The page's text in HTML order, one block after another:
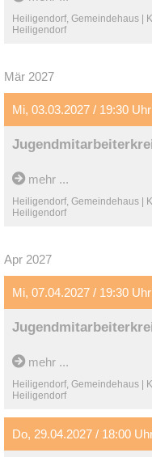
Heiligendorf, Gemeindehaus |
Heiligendorf
Mär 2027
Mi, 03.03.2027 / 19:30 Uhr
mehr ...
Heiligendorf, Gemeindehaus |
Heiligendorf
Apr 2027
Mi, 07.04.2027 / 19:30 Uhr
mehr ...
Heiligendorf, Gemeindehaus |
Heiligendorf
Do, 29.04.2027 / 18:00